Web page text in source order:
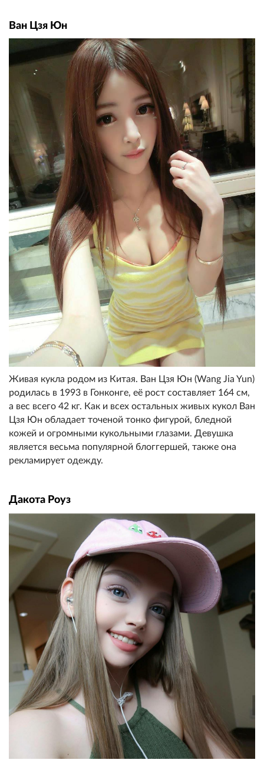
Ван Цзя Юн
Живая кукла родом из Китая. Ван Цзя Юн (Wang Jia Yun)
родилась в 1993 в Гонконге, её рост составляет 164 см,
а вес всего 42 кг. Как и всех остальных живых кукол Ван
Цзя Юн обладает точеной тонко фигурой, бледной
кожей и огромными кукольными глазами. Девушка
является весьма популярной блоггершей, также она
рекламирует одежду.
Дакота Роуз